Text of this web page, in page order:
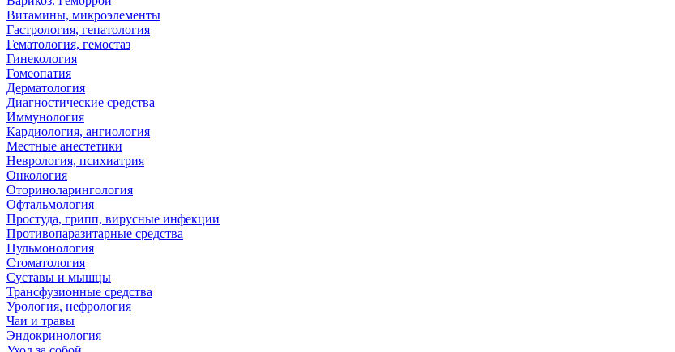
Витамины, микроэлементы
Гастрология, гепатология
Гематология, гемостаз
Гинекология
Гомеопатия
Дерматология
Диагностические средства
Иммунология
Кардиология, ангиология
Местные анестетики
Неврология, психиатрия
Онкология
Оториноларингология
Офтальмология
Простуда, грипп, вирусные инфекции
Противопаразитарные средства
Пульмонология
Стоматология
Суставы и мышцы
Трансфузионные средства
Урология, нефрология
Чаи и травы
Эндокринология